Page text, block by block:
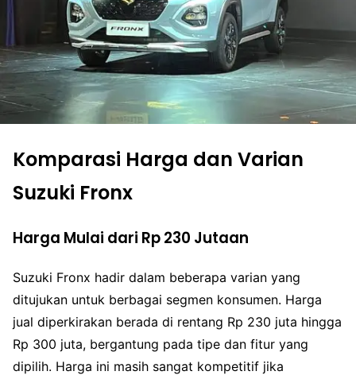
Komparasi Harga dan Varian
Suzuki Fronx
Harga Mulai dari Rp 230 Jutaan
Suzuki Fronx hadir dalam beberapa varian yang
ditujukan untuk berbagai segmen konsumen. Harga
jual diperkirakan berada di rentang Rp 230 juta hingga
Rp 300 juta, bergantung pada tipe dan fitur yang
dipilih. Harga ini masih sangat kompetitif jika